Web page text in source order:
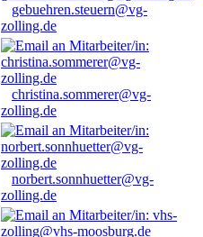
gebuehren.steuern@vg-
zolling.de
christina.sommerer@vg-
zolling.de
norbert.sonnhuetter@vg-
zolling.de